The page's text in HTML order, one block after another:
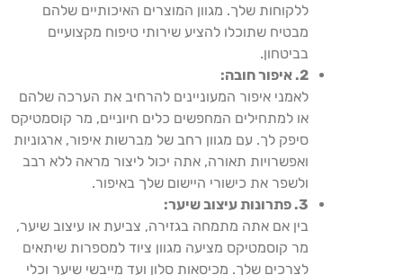
ללקוחות שלך. מגוון המוצרים האיכותיים שלהם
מבטיח שתוכלו להציע שירותי טיפוח מקצועיים
בביטחון.
2. איפור חובה:
לאמני איפור המעוניינים להרחיב את הערכה שלהם
או למתחילים המחפשים כלים חיוניים, מר קוסמטיקס
סיפק לך. עם מגוון רחב של מברשות איפור, ארגוניות
ואפשרויות תאורה, אתה יכול ליצור מראה ללא רבב
ולשפר את כישורי היישום שלך באיפור.
3. פתרונות עיצוב שיער:
בין אם אתה מתמחה בגזירה, צביעת או עיצוב שיער,
מר קוסמטיקס מציעה מגוון ציוד למספרות שיתאים
לצרכים שלך. מכיסאות סלון ועד מייבשי שיער וכלי